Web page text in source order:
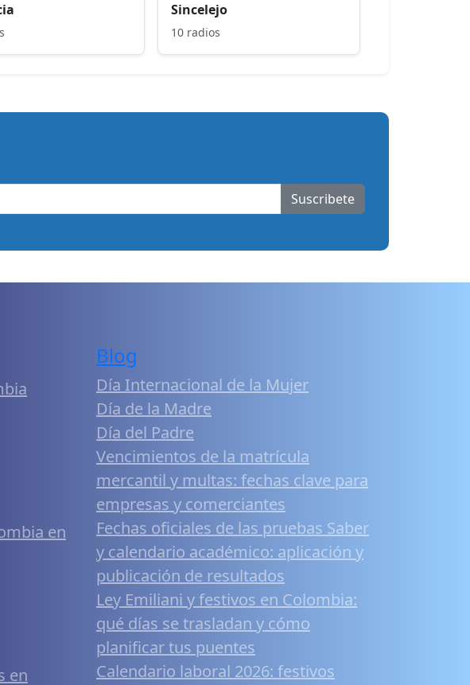
Sincelejo
10 radios
Suscribete
en
en
Blog
Día Internacional de la Mujer
Día de la Madre
Día del Padre
Vencimientos de la matrícula
mercantil y multas: fechas clave para
empresas y comerciantes
Fechas oficiales de las pruebas Saber
y calendario académico: aplicación y
publicación de resultados
Ley Emiliani y festivos en Colombia:
qué días se trasladan y cómo
planificar tus puentes
Calendario laboral 2026: festivos